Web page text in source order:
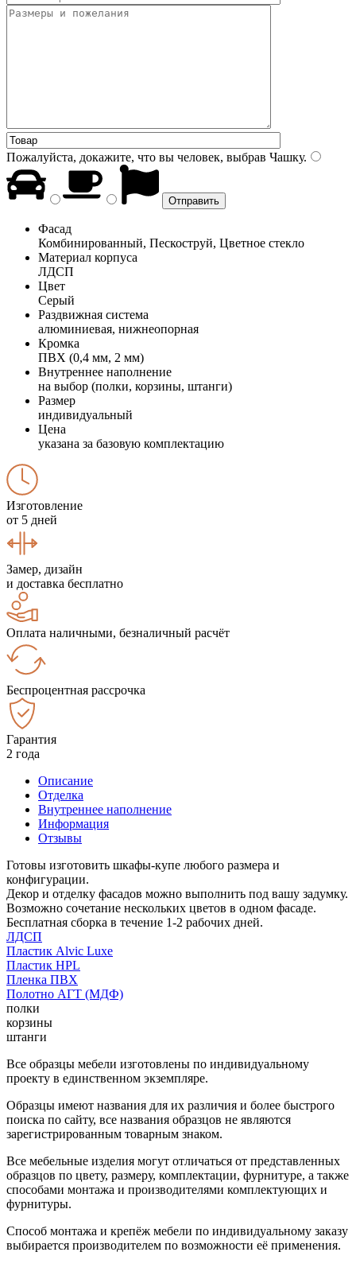
Пожалуйста, докажите, что вы человек, выбрав Чашку.
Фасад
Комбинированный, Пескоструй, Цветное стекло
Материал корпуса
ЛДСП
Цвет
Серый
Раздвижная система
алюминиевая, нижнеопорная
Кромка
ПВХ (0,4 мм, 2 мм)
Внутреннее наполнение
на выбор (полки, корзины, штанги)
Размер
индивидуальный
Цена
указана за базовую комплектацию
Изготовление
от 5 дней
Замер, дизайн
и доставка бесплатно
Оплата наличными, безналичный расчёт
Беспроцентная рассрочка
Гарантия
2 года
Описание
Отделка
Внутреннее наполнение
Информация
Отзывы
Готовы изготовить шкафы-купе любого размера и
конфигурации.
Декор и отделку фасадов можно выполнить под вашу задумку.
Возможно сочетание нескольких цветов в одном фасаде.
Бесплатная сборка в течение 1-2 рабочих дней.
ЛДСП
Пластик Alvic Luxe
Пластик HPL
Пленка ПВХ
Полотно АГТ (МДФ)
полки
корзины
штанги
Все образцы мебели изготовлены по индивидуальному
проекту в единственном экземпляре.
Образцы имеют названия для их различия и более быстрого
поиска по сайту, все названия образцов не являются
зарегистрированным товарным знаком.
Все мебельные изделия могут отличаться от представленных
образцов по цвету, размеру, комплектации, фурнитуре, а также
способами монтажа и производителями комплектующих и
фурнитуры.
Способ монтажа и крепёж мебели по индивидуальному заказу
выбирается производителем по возможности её применения.